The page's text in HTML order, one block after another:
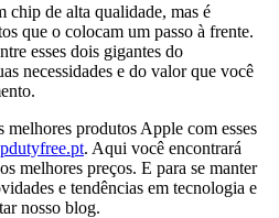
chip de alta qualidade, mas é
que o colocam um passo à frente.
esses dois gigantes do
necessidades e do valor que você
melhores produtos Apple com esses
. Aqui você encontrará
melhores preços. E para se manter
e tendências em tecnologia e
nosso blog.